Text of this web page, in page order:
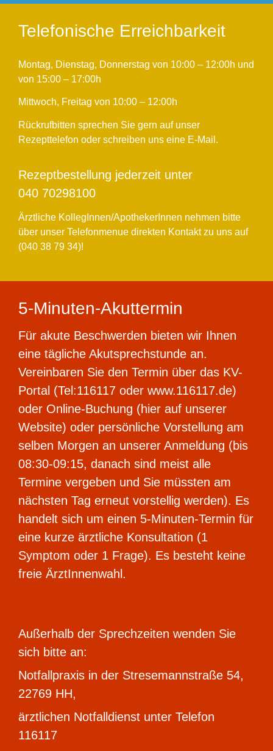
Telefonische Erreichbarkeit
Montag, Dienstag, Donnerstag von 10:00 – 12:00h und
von 15:00 – 17:00h
Mittwoch, Freitag von 10:00 – 12:00h
Rückrufbitten sprechen Sie gern auf unser
Rezepttelefon oder schreiben uns eine E-Mail.
Rezeptbestellung jederzeit unter
040 70298100
Ärztliche KollegInnen/ApothekerInnen nehmen bitte
über unser Telefonmenue direkten Kontakt zu uns auf
(040 38 79 34)!
5-Minuten-Akuttermin
Für akute Beschwerden bieten wir Ihnen
eine tägliche Akutsprechstunde an.
Vereinbaren Sie den Termin über das KV-
Portal (Tel:116117 oder www.116117.de)
oder Online-Buchung (hier auf unserer
Website) oder persönliche Vorstellung am
selben Morgen an unserer Anmeldung (bis
08:30-09:15, danach sind meist alle
Termine vergeben und Sie müssten am
nächsten Tag erneut vorstellig werden). Es
handelt sich um einen 5-Minuten-Termin für
eine kurze ärztliche Konsultation (1
Symptom oder 1 Frage). Es besteht keine
freie ÄrztInnenwahl.
Außerhalb der Sprechzeiten wenden Sie
sich bitte an:
Notfallpraxis in der Stresemannstraße 54,
22769 HH,
ärztlichen Notfalldienst unter Telefon
116117